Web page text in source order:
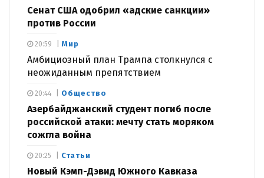
Сенат США одобрил «адские санкции»
против России
Мир
Амбициозный план Трампа столкнулся с
неожиданным препятствием
20:59
Общество
Азербайджанский студент погиб после
российской атаки: мечту стать моряком
сожгла война
20:44
Статьи
Новый Кэмп-Дэвид Южного Кавказа
20:25